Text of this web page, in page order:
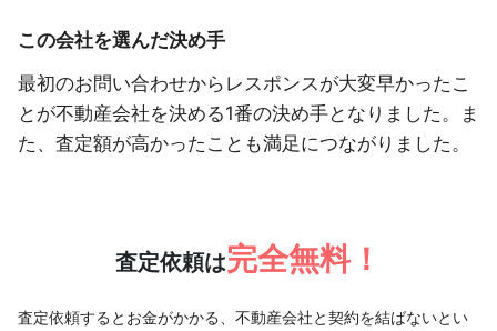
この会社を選んだ決め手
最初のお問い合わせからレスポンスが大変早かったこ
とが不動産会社を決める1番の決め手となりました。ま
た、査定額が高かったことも満足につながりました。
査定依頼は完全無料！
査定依頼するとお金がかかる、不動産会社と契約を結ばないとい